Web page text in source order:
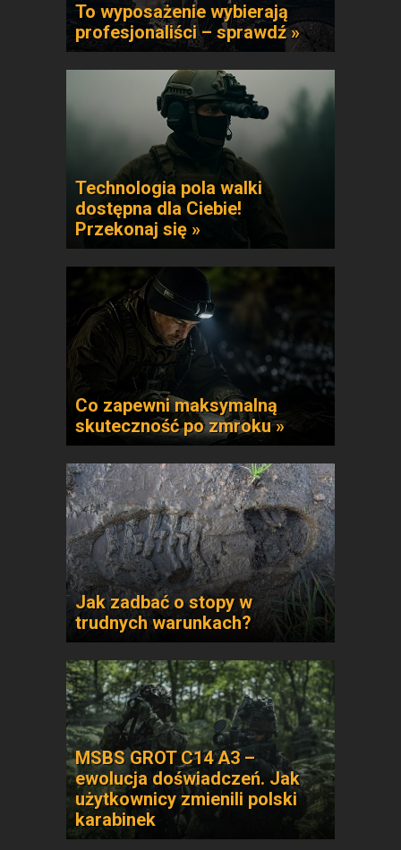
To wyposażenie wybierają
profesjonaliści – sprawdź »
Technologia pola walki
dostępna dla Ciebie!
Przekonaj się »
Co zapewni maksymalną
skuteczność po zmroku »
Jak zadbać o stopy w
trudnych warunkach?
MSBS GROT C14 A3 –
ewolucja doświadczeń. Jak
użytkownicy zmienili polski
karabinek